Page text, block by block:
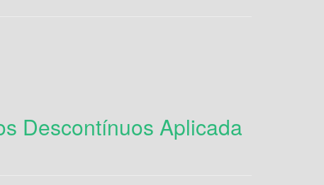
Descontínuos Aplicada